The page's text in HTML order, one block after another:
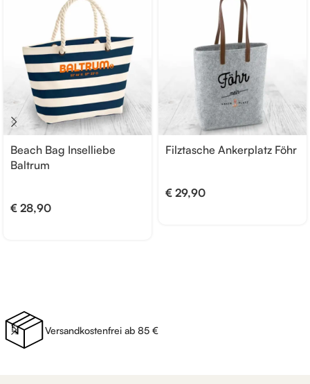
Beach Bag Inselliebe
Baltrum
€ 28,90
Filztasche Ankerplatz Föhr
€ 29,90
Versandkostenfrei ab 85 €